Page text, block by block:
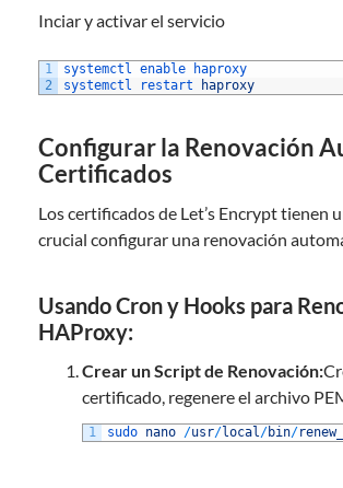
Inciar y activar el servicio
1
2
systemctl enable
haproxy
systemctl
restart haproxy
Configurar la Renovación
Certificados
Los certificados de Let’s Encrypt tienen
crucial configurar una renovación
Usando Cron y Hooks para
HAProxy:
Crear un Script de Renovación:
certificado, regenere el archivo
1 sudo nano /usr/local/bin/